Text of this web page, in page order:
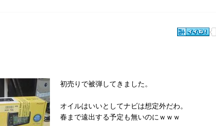
初売りで被弾してきました。
オイルはいいとしてナビは想定外だわ。
春まで遠出する予定も無いのにｗｗｗ